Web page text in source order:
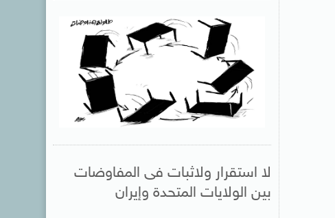
لا استقرار ولاثبات فى المفاوضات
بين الولايات المتحدة وإيران